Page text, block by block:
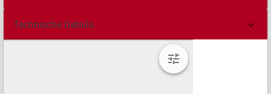
Technische Details